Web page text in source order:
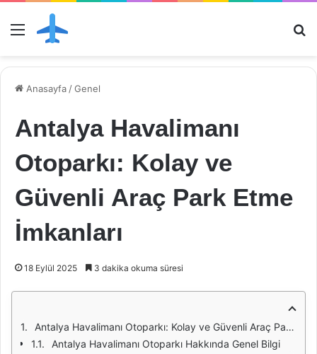
Menü
Anasayfa /Genel
Antalya Havalimanı
Otoparkı: Kolay ve
Güvenli Araç Park Etme
İmkanları
18 Eylül 2025 3 dakika okuma süresi
Antalya Havalimanı Otoparkı: Kolay ve Güvenli Araç Park Etme İmkanları
Antalya Havalimanı Otoparkı Hakkında Genel Bilgi